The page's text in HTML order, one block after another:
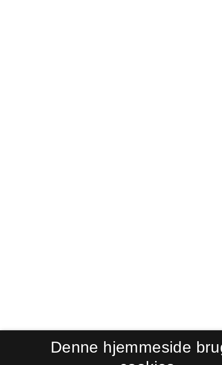
Denne hjemmeside